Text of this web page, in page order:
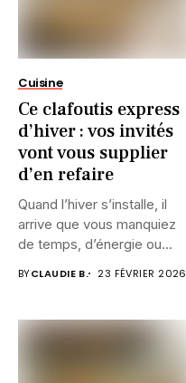
Cuisine
Ce clafoutis express
d’hiver : vos invités
vont vous supplier
d’en refaire
Quand l’hiver s’installe, il
arrive que vous manquiez
de temps, d’énergie ou...
BYCLAUDIE B. 23 FÉVRIER 2026